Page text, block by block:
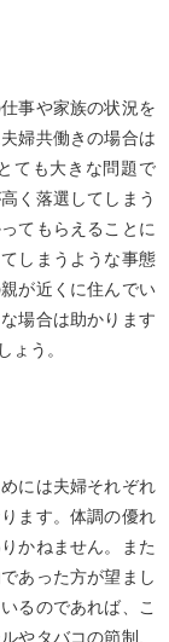
事や家族の状況を
婦共働きの場合は
ても大きな問題で
く落選してしまう
てもらえることに
しまうような事態
が近くに住んでい
場合は助かります
ょう。
には夫婦それぞれ
ます。体調の優れ
かねません。また
あった方が望まし
るのであれば、こ
やタバコの節制、